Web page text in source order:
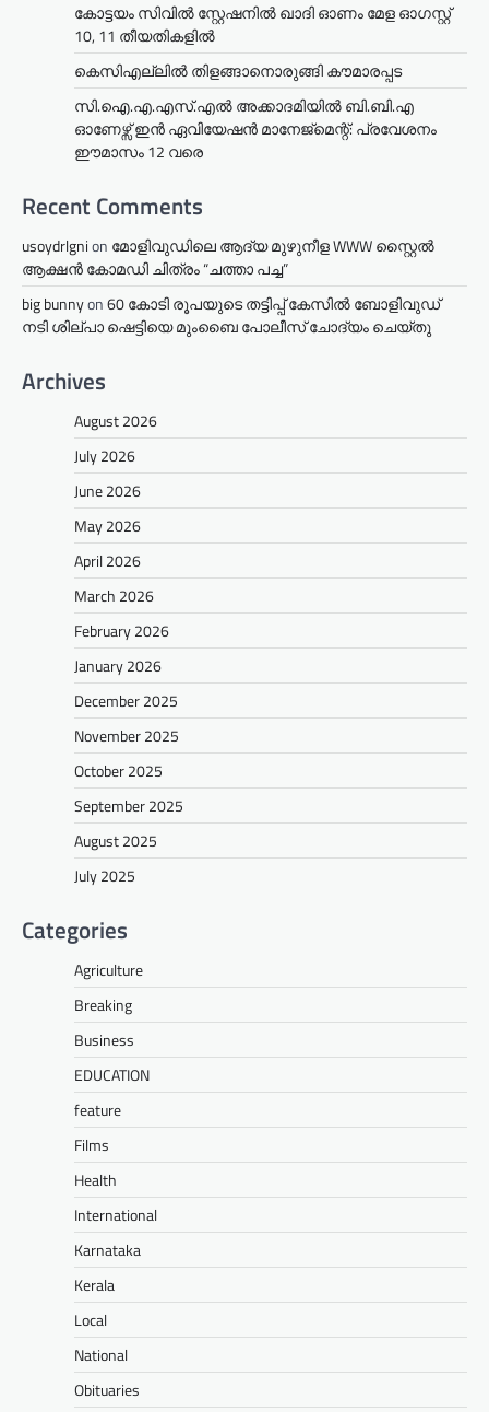
കോട്ടയം സിവിൽ സ്റ്റേഷനിൽ ഖാദി ഓണം മേള ഓഗസ്റ്റ്
10, 11 തീയതികളില്‍
കെസിഎല്ലിൽ തിളങ്ങാനൊരുങ്ങി കൗമാരപ്പട
സി.ഐ.എ.എസ്.എൽ അക്കാദമിയിൽ ബി.ബി.എ
ഓണേഴ്സ് ഇൻ ഏവിയേഷൻ മാനേജ്മെന്റ്: പ്രവേശനം
ഈമാസം 12 വരെ
Recent Comments
usoydrlgnion മോളിവുഡിലെ ആദ്യ മുഴുനീള WWW സ്റ്റൈൽ
ആക്ഷൻ കോമഡി ചിത്രം “ചത്താ പച്ച”
big bunnyon60 കോടി രൂപയുടെ തട്ടിപ്പ് കേസിൽ ബോളിവുഡ്
നടി ശില്പാ ഷെട്ടിയെ മുംബൈ പോലീസ് ചോദ്യം ചെയ്തു
Archives
August 2026
July 2026
June 2026
May 2026
April 2026
March 2026
February 2026
January 2026
December 2025
November 2025
October 2025
September 2025
August 2025
July 2025
Categories
Agriculture
Breaking
Business
EDUCATION
feature
Films
Health
International
Karnataka
Kerala
Local
National
Obituaries